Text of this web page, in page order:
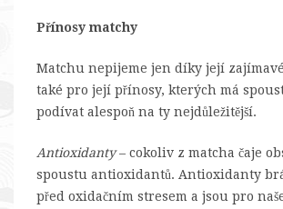
Přínosy matchy
Matchu nepijeme jen díky její
také pro její přínosy, kterých má
podívat alespoň na ty nejdůležitější.
Antioxidanty– cokoliv z matcha čaje
spoustu antioxidantů. Antioxidanty
před oxidačním stresem a jsou pro